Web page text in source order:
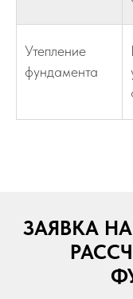
Утепление
фундамента
ЗАЯВКА